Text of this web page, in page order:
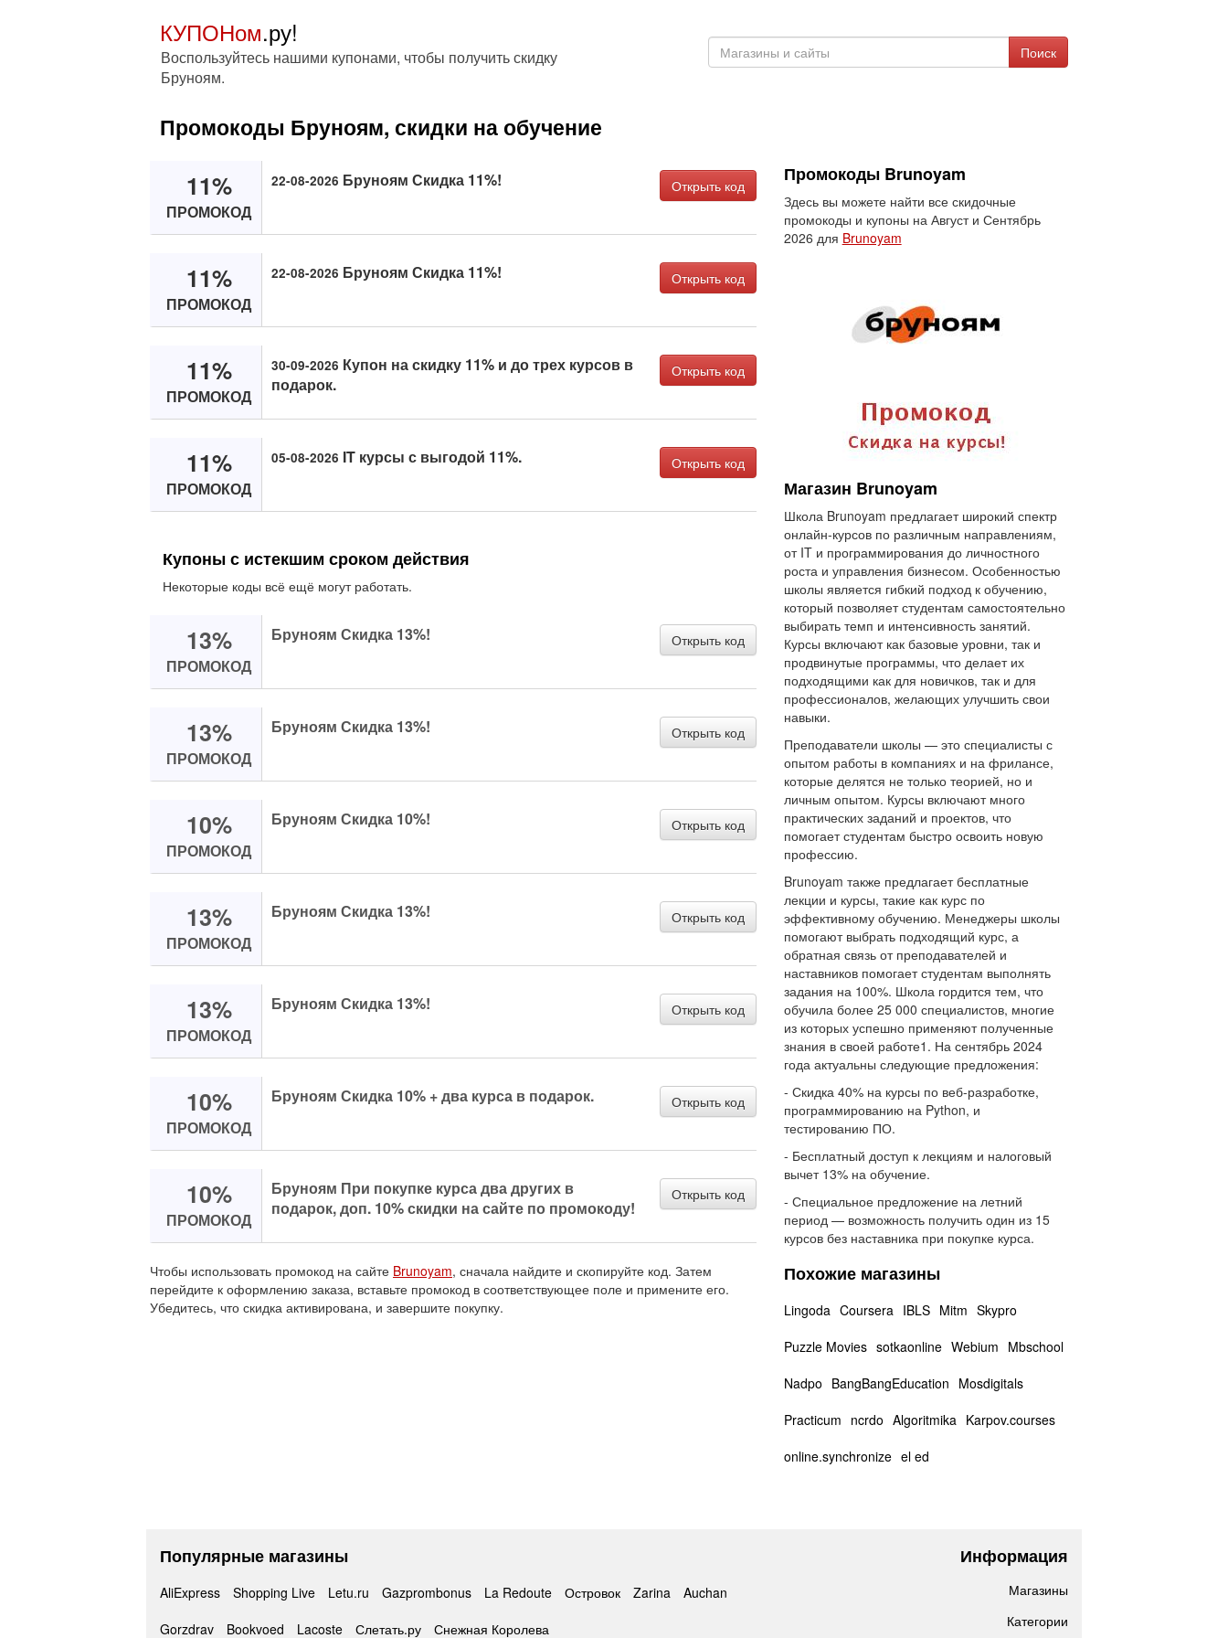
КУПОНом.ру!
Воспользуйтесь нашими купонами, чтобы получить скидку
Бруноям.
Поиск
Промокоды Бруноям, скидки на обучение
11%
ПРОМОКОД
22-08-2026 Бруноям Скидка 11%! Открыть код
11%
ПРОМОКОД
22-08-2026 Бруноям Скидка 11%! Открыть код
11%
ПРОМОКОД
30-09-2026 Купон на скидку 11% и до трех курсов в
подарок.
Открыть код
11%
ПРОМОКОД
05-08-2026 IT курсы с выгодой 11%. Открыть код
Купоны с истекшим сроком действия
Некоторые коды всё ещё могут работать.
13%
ПРОМОКОД
Бруноям Скидка 13%! Открыть код
13%
ПРОМОКОД
Бруноям Скидка 13%! Открыть код
10%
ПРОМОКОД
Бруноям Скидка 10%! Открыть код
13%
ПРОМОКОД
Бруноям Скидка 13%! Открыть код
13%
ПРОМОКОД
Бруноям Скидка 13%! Открыть код
10%
ПРОМОКОД
Бруноям Скидка 10% + два курса в подарок. Открыть код
10%
ПРОМОКОД
Бруноям При покупке курса два других в
подарок, доп. 10% скидки на сайте по промокоду!
Открыть код
Чтобы использовать промокод на сайте Brunoyam, сначала найдите и скопируйте код. Затем
перейдите к оформлению заказа, вставьте промокод в соответствующее поле и примените его.
Убедитесь, что скидка активирована, и завершите покупку.
Промокоды Brunoyam
Здесь вы можете найти все скидочные
промокоды и купоны на Август и Сентябрь
2026 для Brunoyam
Магазин Brunoyam
Школа Brunoyam предлагает широкий спектр
онлайн-курсов по различным направлениям,
от IT и программирования до личностного
роста и управления бизнесом. Особенностью
школы является гибкий подход к обучению,
который позволяет студентам самостоятельно
выбирать темп и интенсивность занятий.
Курсы включают как базовые уровни, так и
продвинутые программы, что делает их
подходящими как для новичков, так и для
профессионалов, желающих улучшить свои
навыки.
Преподаватели школы — это специалисты с
опытом работы в компаниях и на фрилансе,
которые делятся не только теорией, но и
личным опытом. Курсы включают много
практических заданий и проектов, что
помогает студентам быстро освоить новую
профессию.
Brunoyam также предлагает бесплатные
лекции и курсы, такие как курс по
эффективному обучению. Менеджеры школы
помогают выбрать подходящий курс, а
обратная связь от преподавателей и
наставников помогает студентам выполнять
задания на 100%. Школа гордится тем, что
обучила более 25 000 специалистов, многие
из которых успешно применяют полученные
знания в своей работе1. На сентябрь 2024
года актуальны следующие предложения:
- Скидка 40% на курсы по веб-разработке,
программированию на Python, и
тестированию ПО​.
- Бесплатный доступ к лекциям и налоговый
вычет 13% на обучение​.
- Специальное предложение на летний
период — возможность получить один из 15
курсов без наставника при покупке курса​.
Похожие магазины
Lingoda Coursera IBLS Mitm Skypro
Puzzle Movies sotkaonline Webium Mbschool
Nadpo BangBangEducation Mosdigitals
Practicum ncrdo Algoritmika Karpov.courses
online.synchronize el ed
Популярные магазины
AliExpress Shopping Live Letu.ru Gazprombonus La Redoute Островок Zarina
Auchan
Gorzdrav
Bookvoed Lacoste Слетать.ру Снежная Королева
Информация
Магазины
Категории